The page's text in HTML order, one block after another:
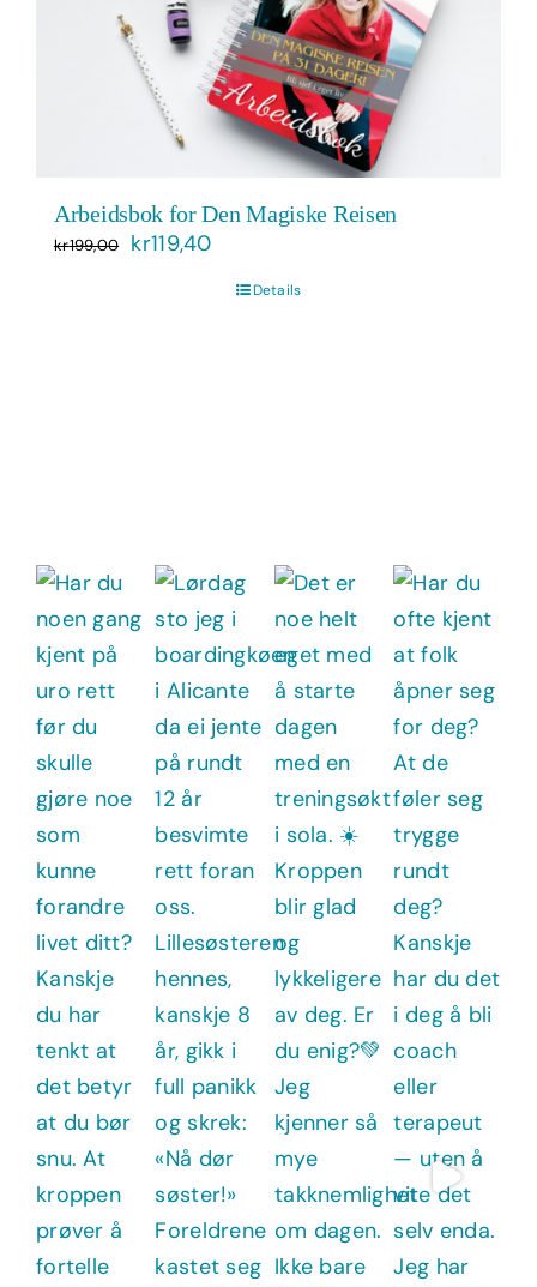
Arbeidsbok for Den Magiske Reisen
kr199,00
Opprinnelig
kr119,40Nåværende
pris Details